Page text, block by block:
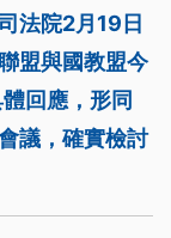
法院2月19日
盟與國教盟今
回應，形同
議，確實檢討